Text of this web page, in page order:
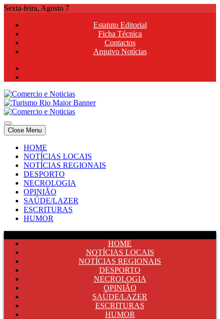
Skip
content
Sexta-feira, Agosto 7
Estatuto Editorial
Ficha Técnica
Contactos
Arquivo Notícias
Comercio e Noticias
Notícias e Publicidade Online
Comercio e Noticias
Notícias e Publicidade Online
Close Menu
HOME
NOTÍCIAS LOCAIS
NOTÍCIAS REGIONAIS
DESPORTO
NECROLOGIA
OPINIÃO
SAÚDE/LAZER
ESCRITURAS
HUMOR
HOME
NOTÍCIAS LOCAIS
NOTÍCIAS REGIONAIS
DESPORTO
NECROLOGIA
OPINIÃO
SAÚDE/LAZER
ESCRITURAS
HUMOR